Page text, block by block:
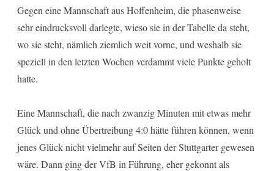
Gegen eine Mannschaft aus Hoffenheim, die phasenweise
sehr eindrucksvoll darlegte, wieso sie in der Tabelle da steht,
wo sie steht, nämlich ziemlich weit vorne, und weshalb sie
speziell in den letzten Wochen verdammt viele Punkte geholt
hatte.
Eine Mannschaft, die nach zwanzig Minuten mit etwas mehr
Glück und ohne Übertreibung 4:0 hätte führen können, wenn
jenes Glück nicht vielmehr auf Seiten der Stuttgarter gewesen
wäre. Dann ging der VfB in Führung, eher gekonnt als